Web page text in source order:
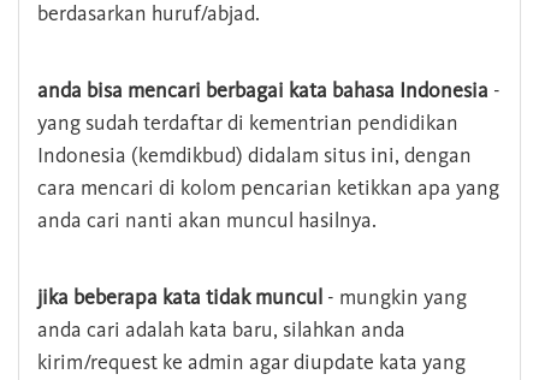
berdasarkan huruf/abjad.
anda bisa mencari berbagai kata bahasa Indonesia -
yang sudah terdaftar di kementrian pendidikan
Indonesia (kemdikbud) didalam situs ini, dengan
cara mencari di kolom pencarian ketikkan apa yang
anda cari nanti akan muncul hasilnya.
jika beberapa kata tidak muncul - mungkin yang
anda cari adalah kata baru, silahkan anda
kirim/request ke admin agar diupdate kata yang